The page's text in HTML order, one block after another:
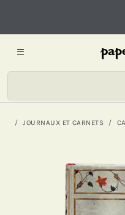
JOURNAUX ET CARNETS